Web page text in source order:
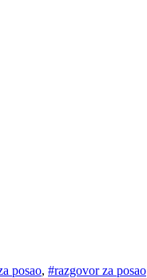
posao, #razgovor za posao